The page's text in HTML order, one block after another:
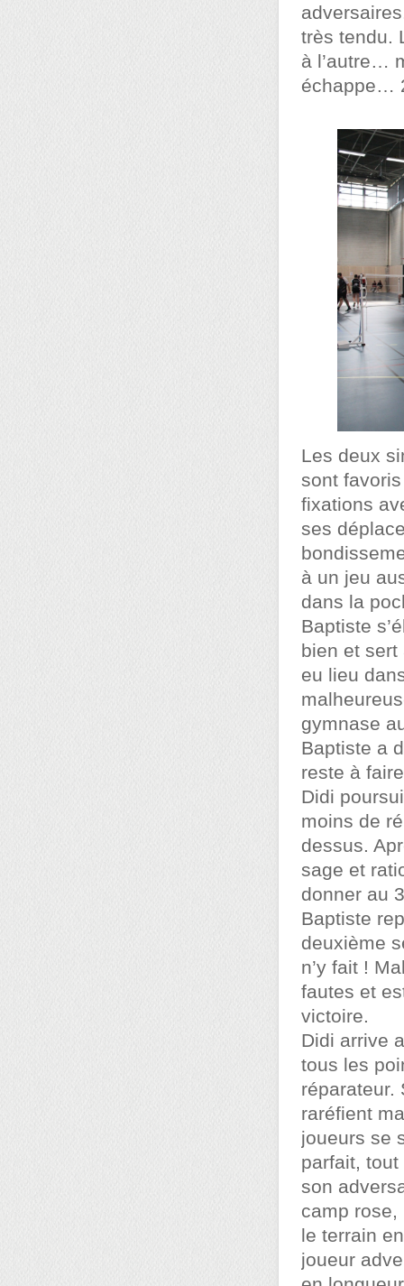
très tendu.
à l’autre…
échappe…
Les deux
sont
fixations
ses
à un jeu
dans la
Baptiste
bien et
eu lieu
gymnase
Baptiste a
reste à
Didi
moins de
dessus.
sage et
donner au
Baptiste
deuxième
n’y fait !
fautes et
victoire.
Didi arrive
tous les
réparateur.
raréfient
joueurs se
parfait,
son
camp
le terrain
joueur